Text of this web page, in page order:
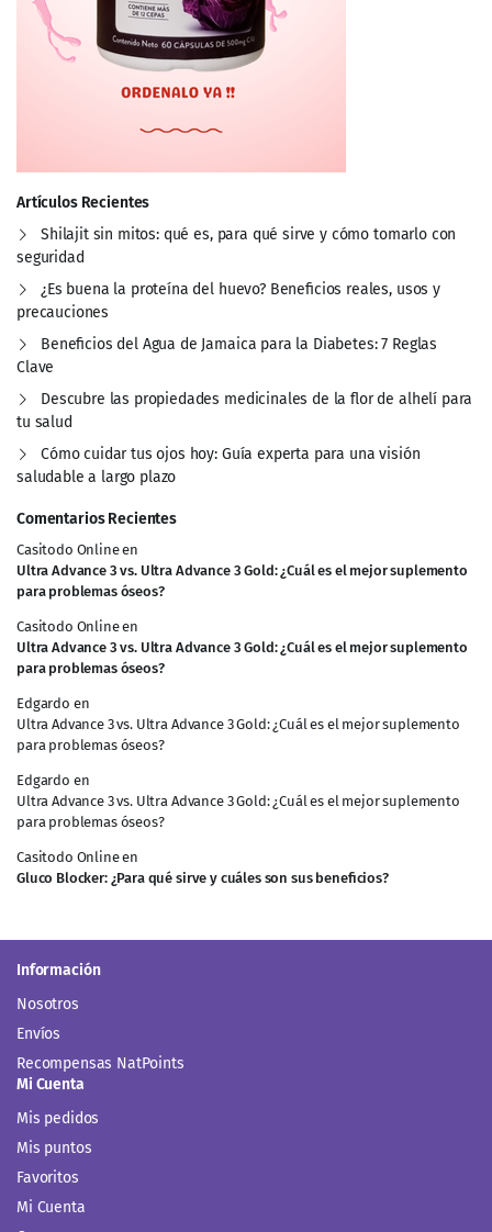
Artículos Recientes
Shilajit sin mitos: qué es, para qué sirve y cómo tomarlo con
seguridad
¿Es buena la proteína del huevo? Beneficios reales, usos y
precauciones
Beneficios del Agua de Jamaica para la Diabetes: 7 Reglas
Clave
Descubre las propiedades medicinales de la flor de alhelí para
tu salud
Cómo cuidar tus ojos hoy: Guía experta para una visión
saludable a largo plazo
Comentarios Recientes
Casitodo Onlineen
Ultra Advance 3 vs. Ultra Advance 3 Gold: ¿Cuál es el mejor suplemento
para problemas óseos?
Casitodo Onlineen
Ultra Advance 3 vs. Ultra Advance 3 Gold: ¿Cuál es el mejor suplemento
para problemas óseos?
Edgardo en
Ultra Advance 3 vs. Ultra Advance 3 Gold: ¿Cuál es el mejor suplemento
para problemas óseos?
Edgardo en
Ultra Advance 3 vs. Ultra Advance 3 Gold: ¿Cuál es el mejor suplemento
para problemas óseos?
Casitodo Onlineen
Gluco Blocker: ¿Para qué sirve y cuáles son sus beneficios?
Información
Nosotros
Envíos
Recompensas NatPoints
Mi Cuenta
Mis pedidos
Mis puntos
Favoritos
Mi Cuenta